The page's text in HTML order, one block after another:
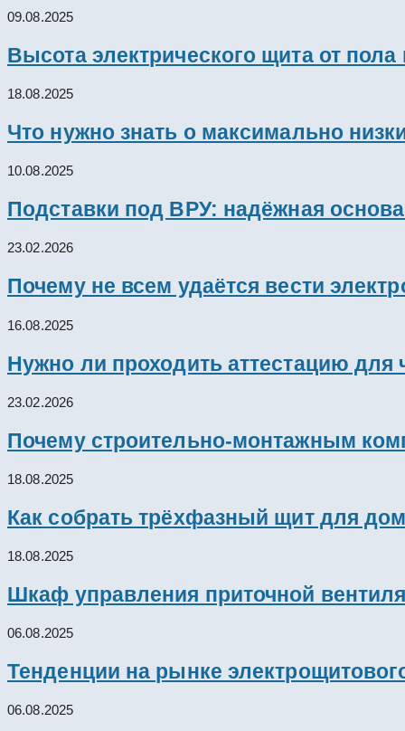
09.08.2025
Высота электрического щита от
18.08.2025
Что нужно знать о максимально
10.08.2025
Подставки под ВРУ: надёжная
23.02.2026
Почему не всем удаётся вести
16.08.2025
Нужно ли проходить аттестацию для
23.02.2026
Почему строительно-монтажным
18.08.2025
Как собрать трёхфазный щит для
18.08.2025
Шкаф управления приточной
06.08.2025
Тенденции на рынке
06.08.2025